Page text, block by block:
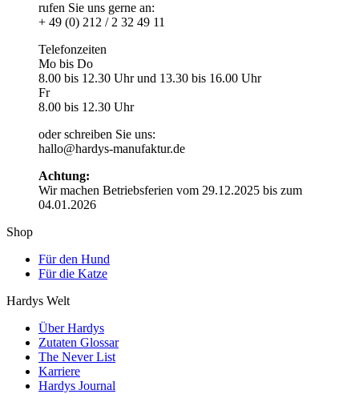
rufen Sie uns gerne an:
+ 49 (0) 212 / 2 32 49 11
Telefonzeiten
Mo bis Do
8.00 bis 12.30 Uhr und 13.30 bis 16.00 Uhr
Fr
8.00 bis 12.30 Uhr
oder schreiben Sie uns:
hallo@hardys-manufaktur.de
Achtung:
Wir machen Betriebsferien vom 29.12.2025 bis zum
04.01.2026
Shop
Für den Hund
Für die Katze
Hardys Welt
Über Hardys
Zutaten Glossar
The Never List
Karriere
Hardys Journal